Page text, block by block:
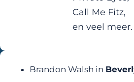
Call Me Fitz,
en veel meer.
Brandon Walsh in